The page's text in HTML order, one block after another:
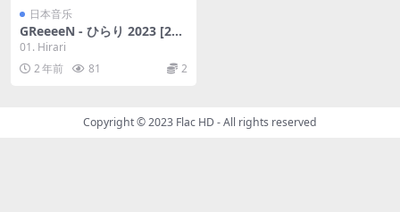
日本音乐
GReeeeN - ひらり 2023 [24b
it/48kHz] [Hi-Res Flac 44.8
MB]
01. Hirari
2 年前
81 2
Copyright © 2023 Flac HD- All rights reserved